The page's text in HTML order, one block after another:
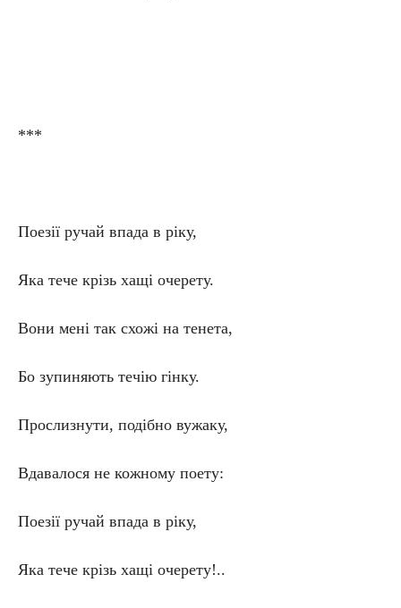
***
Поезії ручай впада в ріку,
Яка тече крізь хащі очерету.
Вони мені так схожі на тенета,
Бо зупиняють течію гінку.
Прослизнути, подібно вужаку,
Вдавалося не кожному поету:
Поезії ручай впада в ріку,
Яка тече крізь хащі очерету!..